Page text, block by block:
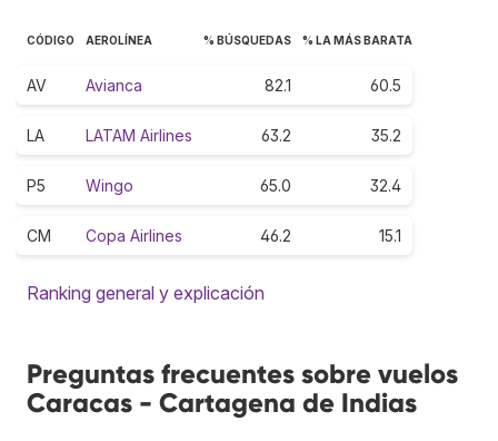
CÓDIGO AEROLÍNEA % BÚSQUEDAS % LA MÁS BARATA
AV Avianca 82.1 60.5
LA LATAM Airlines 63.2 35.2
P5 Wingo 65.0 32.4
CM Copa Airlines 46.2 15.1
Ranking general y explicación
Preguntas frecuentes sobre vuelos
Caracas - Cartagena de Indias